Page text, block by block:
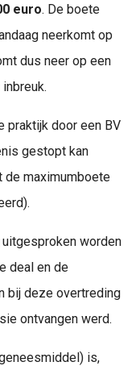
euro. De boete
neerkomt op
dus neer op een
praktijk door een BV
gestopt kan
de maximumboete
worden
deal en de
bij deze overtreding
ontvangen werd.
is,